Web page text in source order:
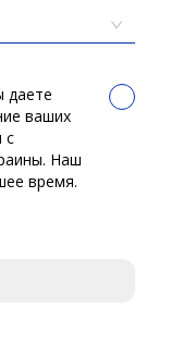
даете
ваших
с
Наш
время.